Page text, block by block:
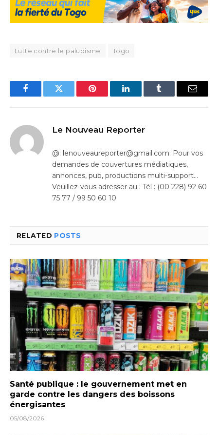
Lutte contre le paludisme Togo
FacebookTwitter Pinterest LinkedInTumblr Email
Le Nouveau Reporter
@: lenouveaureporter@gmail.com. Pour vos
demandes de couvertures médiatiques,
annonces, pub, productions multi-support…
Veuillez-vous adresser au : Tél : (00 228) 92 60
75 77 / 99 50 60 10
RELATED POSTS
Santé publique : le gouvernement met en
garde contre les dangers des boissons
énergisantes
05/08/2026